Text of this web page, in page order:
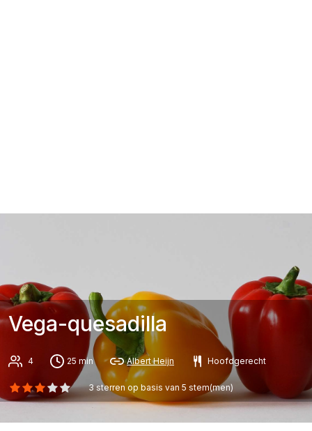
Vega-quesadilla
4 25 min Albert Heijn Hoofdgerecht
3sterren op basis van 5 stem(men)